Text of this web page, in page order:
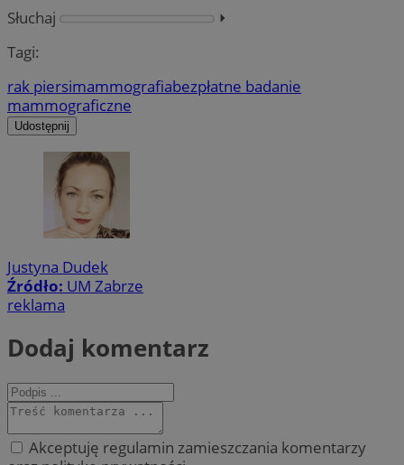
Słuchaj
⏵︎
Tagi:
rak piersimammografiabezpłatne badanie
mammograficzne
Udostępnij
Justyna Dudek
Źródło: UM Zabrze
reklama
Dodaj komentarz
Akceptuję regulamin zamieszczania komentarzy